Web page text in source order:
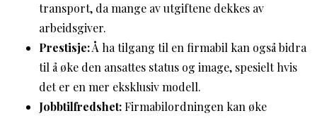
transport, da mange av utgiftene dekkes av
arbeidsgiver.
Prestisje:Å ha tilgang til en firmabil kan også bidra
til å øke den ansattes status og image, spesielt hvis
det er en mer eksklusiv modell.
Jobbtilfredshet:Firmabilordningen kan øke